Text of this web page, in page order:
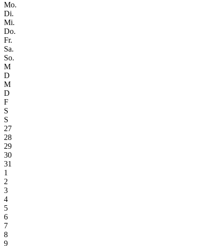
Mo.
Di.
Mi.
Do.
Fr.
Sa.
So.
M
D
M
D
F
S
S
27
28
29
30
31
1
2
3
4
5
6
7
8
9